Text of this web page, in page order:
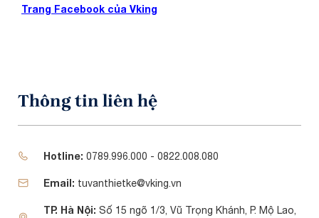
Trang Facebook của Vking
Thông tin liên hệ
Hotline: 0789.996.000 - 0822.008.080
Email: tuvanthietke@vking.vn
TP. Hà Nội: Số 15 ngõ 1/3, Vũ Trọng Khánh, P. Mộ Lao,